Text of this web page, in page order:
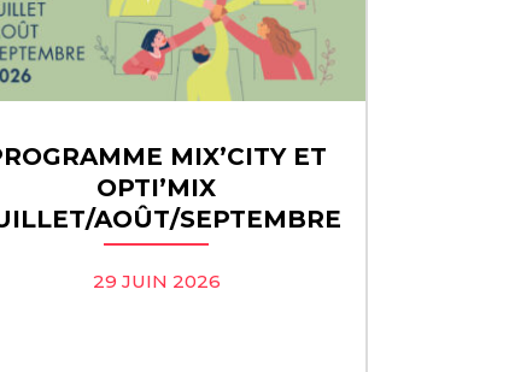
MIX’CITY ET
OPTI’MIX
AOÛT/SEPTEMBRE
29 JUIN 2026